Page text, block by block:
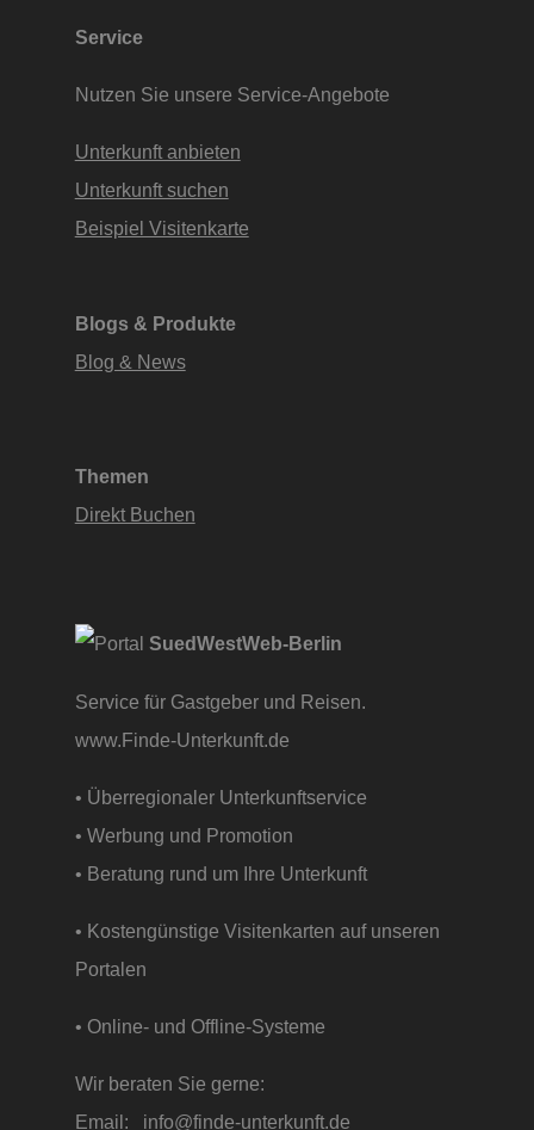
Service
Nutzen Sie unsere Service-Angebote
Unterkunft anbieten
Unterkunft suchen
Beispiel Visitenkarte
Blogs & Produkte
Blog & News
Themen
Direkt Buchen
SuedWestWeb-Berlin
Service für Gastgeber und Reisen.
www.Finde-Unterkunft.de
• Überregionaler Unterkunftservice
• Werbung und Promotion
• Beratung rund um Ihre Unterkunft
• Kostengünstige Visitenkarten auf unseren
Portalen
• Online- und Offline-Systeme
Wir beraten Sie gerne:
Email: info@finde-unterkunft.de